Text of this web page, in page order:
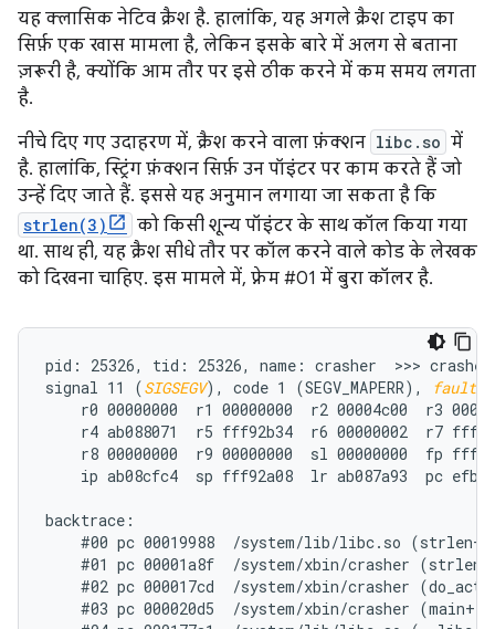
यह क्लासिक नेटिव क्रैश है. हालांकि, यह अगले क्रैश टाइप का
सिर्फ़ एक खास मामला है, लेकिन इसके बारे में अलग से बताना
ज़रूरी है, क्योंकि आम तौर पर इसे ठीक करने में कम समय लगता
है.
नीचे दिए गए उदाहरण में, क्रैश करने वाला फ़ंक्शन libc.so में
है. हालांकि, स्ट्रिंग फ़ंक्शन सिर्फ़ उन पॉइंटर पर काम करते हैं जो
उन्हें दिए जाते हैं. इससे यह अनुमान लगाया जा सकता है कि
strlen(3)
को किसी शून्य पॉइंटर के साथ कॉल किया गया
था. साथ ही, यह क्रैश सीधे तौर पर कॉल करने वाले कोड के लेखक
को दिखना चाहिए. इस मामले में, फ़्रेम #01 में बुरा कॉलर है.
pid: 25326, tid: 25326, name: crasher  >>> crasher
signal 11 (SIGSEGV), code 1 (SEGV_MAPERR),
fault
r0 00000000  r1 00000000  r2 00004c00  r3
r4 ab088071  r5 fff92b34  r6 00000002  r7
r8 00000000  r9 00000000  sl 00000000  fp
ip ab08cfc4  sp fff92a08  lr ab087a93  pc
backtrace:
#00 pc 00019988  /system/lib/libc.so
#01 pc 00001a8f  /system/xbin/crasher
#02 pc 000017cd  /system/xbin/crasher
#03 pc 000020d5  /system/xbin/crasher